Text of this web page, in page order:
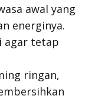
awal yang
energinya.
agar tetap
ringan,